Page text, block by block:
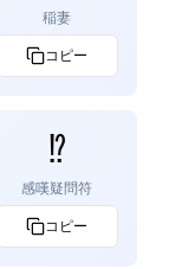
稲妻
コピー
⁉️
感嘆疑問符
コピー